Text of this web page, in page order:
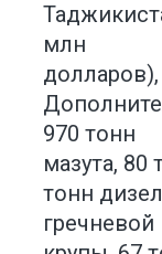
млн
970 тонн
мазута, 80
тонн
гречневой